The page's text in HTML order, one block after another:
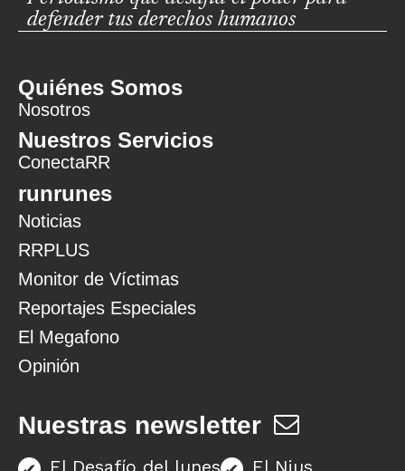
defender tus derechos humanos
Quiénes Somos
Nosotros
Nuestros Servicios
ConectaRR
runrunes
Noticias
RRPLUS
Monitor de Víctimas
Reportajes Especiales
El Megafono
Opinión
Nuestras newsletter
El Desafío del lunes El Nius